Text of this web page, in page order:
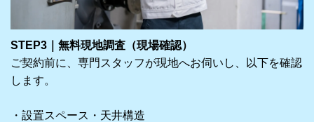
STEP3｜無料現地調査（現場確認）
ご契約前に、専門スタッフが現地へお伺いし、以下を確認
します。
・設置スペース・天井構造